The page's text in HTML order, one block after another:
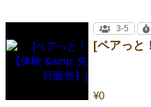
[ペアっと
¥0
3-5